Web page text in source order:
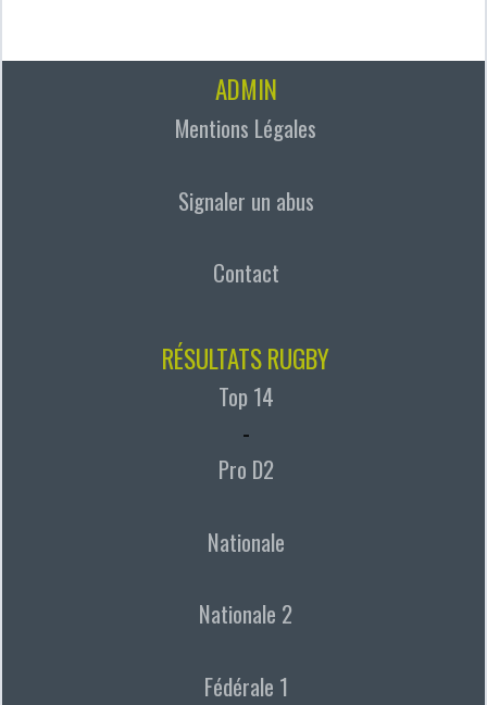
ADMIN
Mentions Légales
Signaler un abus
Contact
RÉSULTATS RUGBY
Top 14
-
Pro D2
Nationale
Nationale 2
Fédérale 1